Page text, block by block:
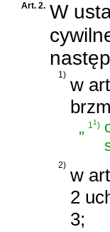
Art. 2. W
1) w
„ 11)
2) w
2
3;